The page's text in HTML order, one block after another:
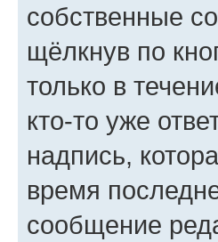
собственные
щёлкнув по
только в
кто-то уже
надпись,
время
сообщение